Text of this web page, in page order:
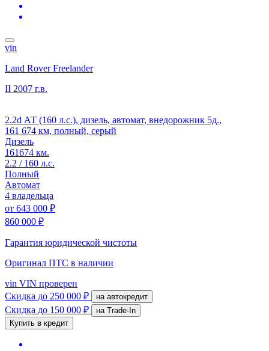
vin
Land Rover Freelander
II 2007 г.в.
2.2d АТ (160 л.с.), дизель, автомат, внедорожник 5д.,
161 674 км, полный, серый
Дизель
161674 км.
2.2 / 160 л.с.
Полный
Автомат
4 владельца
от 643 000 ₽
860 000 ₽
Гарантия юридической чистоты
Оригинал ПТС в наличии
vin VIN проверен
Скидка до 250 000 ₽ на автокредит
Скидка до 150 000 ₽
на Trade-In
Купить в кредит